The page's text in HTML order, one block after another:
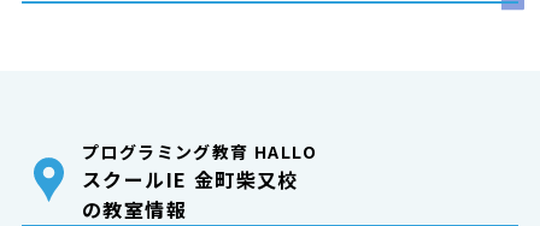
プログラミング教育 HALLO
スクールIE 金町柴又校
の教室情報